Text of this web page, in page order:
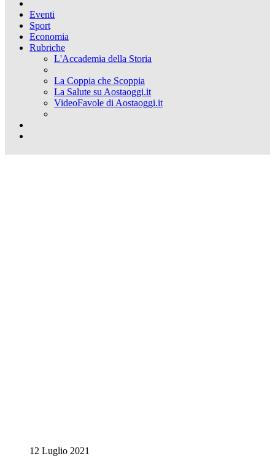
Eventi
Sport
Economia
Rubriche
L'Accademia della Storia
La Coppia che Scoppia
La Salute su Aostaoggi.it
VideoFavole di Aostaoggi.it
12 Luglio 2021